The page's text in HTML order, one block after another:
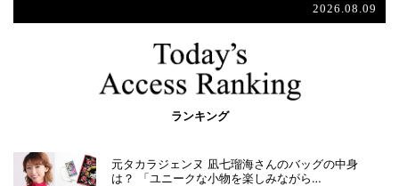
2026.08.09
ランキング
元タカラジェンヌ 凪七瑠海さんのバッグの中身
は？ 「ユニークな小物を楽しみながら…